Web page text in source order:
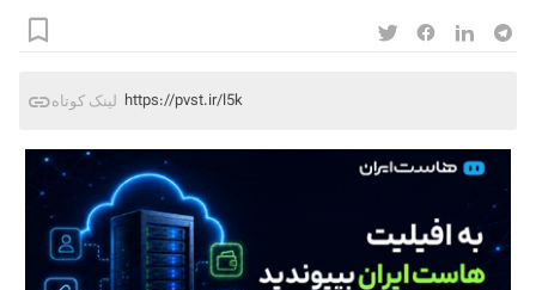
لینک کوتاه https://pvst.ir/l5k